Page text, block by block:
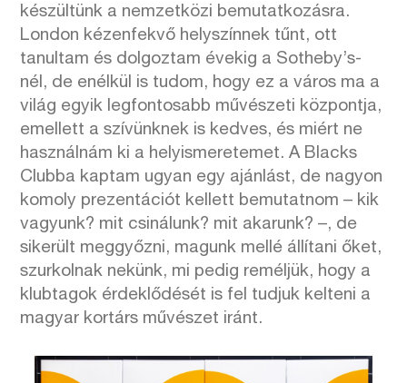
készültünk a nemzetközi bemutatkozásra.
London kézenfekvő helyszínnek tűnt, ott
tanultam és dolgoztam évekig a Sotheby’s-
nél, de enélkül is tudom, hogy ez a város ma a
világ egyik legfontosabb művészeti központja,
emellett a szívünknek is kedves, és miért ne
használnám ki a helyismeretemet. A Blacks
Clubba kaptam ugyan egy ajánlást, de nagyon
komoly prezentációt kellett bemutatnom – kik
vagyunk? mit csinálunk? mit akarunk? –, de
sikerült meggyőzni, magunk mellé állítani őket,
szurkolnak nekünk, mi pedig reméljük, hogy a
klubtagok érdeklődését is fel tudjuk kelteni a
magyar kortárs művészet iránt.